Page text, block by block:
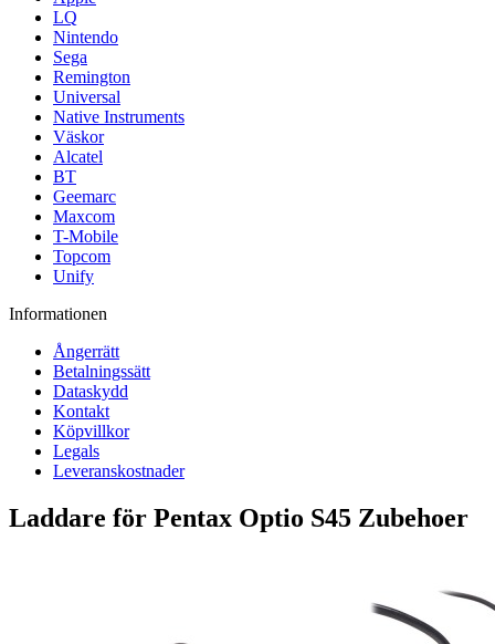
LQ
Nintendo
Sega
Remington
Universal
Native Instruments
Väskor
Alcatel
BT
Geemarc
Maxcom
T-Mobile
Topcom
Unify
Informationen
Ångerrätt
Betalningssätt
Dataskydd
Kontakt
Köpvillkor
Legals
Leveranskostnader
Laddare för Pentax Optio S45 Zubehoer